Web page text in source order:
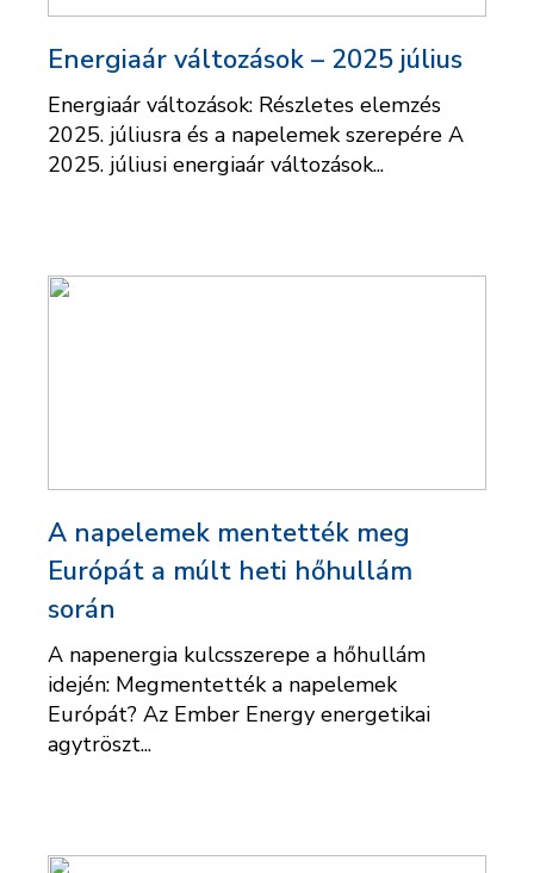
Energiaár változások – 2025 július
Energiaár változások: Részletes elemzés
2025. júliusra és a napelemek szerepére A
2025. júliusi energiaár változások...
A napelemek mentették meg
Európát a múlt heti hőhullám
során
A napenergia kulcsszerepe a hőhullám
idején: Megmentették a napelemek
Európát? Az Ember Energy energetikai
agytröszt...